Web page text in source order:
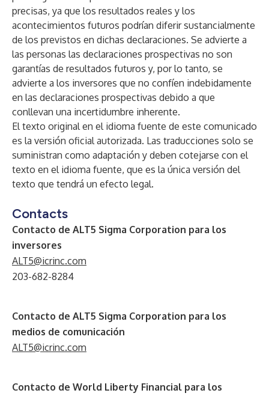
precisas, ya que los resultados reales y los
acontecimientos futuros podrían diferir sustancialmente
de los previstos en dichas declaraciones. Se advierte a
las personas las declaraciones prospectivas no son
garantías de resultados futuros y, por lo tanto, se
advierte a los inversores que no confíen indebidamente
en las declaraciones prospectivas debido a que
conllevan una incertidumbre inherente.
El texto original en el idioma fuente de este comunicado
es la versión oficial autorizada. Las traducciones solo se
suministran como adaptación y deben cotejarse con el
texto en el idioma fuente, que es la única versión del
texto que tendrá un efecto legal.
Contacts
Contacto de ALT5 Sigma Corporation para los
inversores
ALT5@icrinc.com
203-682-8284
Contacto de ALT5 Sigma Corporation para los
medios de comunicación
ALT5@icrinc.com
Contacto de World Liberty Financial para los